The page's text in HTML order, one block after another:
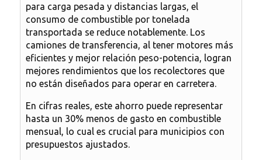
para carga pesada y distancias largas, el
consumo de combustible por tonelada
transportada se reduce notablemente. Los
camiones de transferencia, al tener motores más
eficientes y mejor relación peso-potencia, logran
mejores rendimientos que los recolectores que
no están diseñados para operar en carretera.
En cifras reales, este ahorro puede representar
hasta un 30% menos de gasto en combustible
mensual, lo cual es crucial para municipios con
presupuestos ajustados.